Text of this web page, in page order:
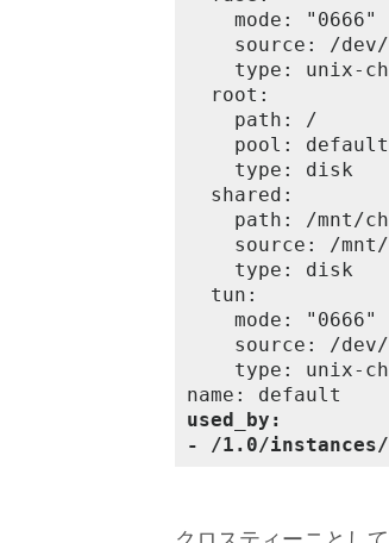
    mode: "0666"
source: /
type: unix-
  root:
    path: /
    pool: default
    type: disk
  shared:
path: /mnt/
source: /
    type: disk
  tun:
    mode: "0666"
source: /
type: unix-
used_by:
- /1.0/instances/